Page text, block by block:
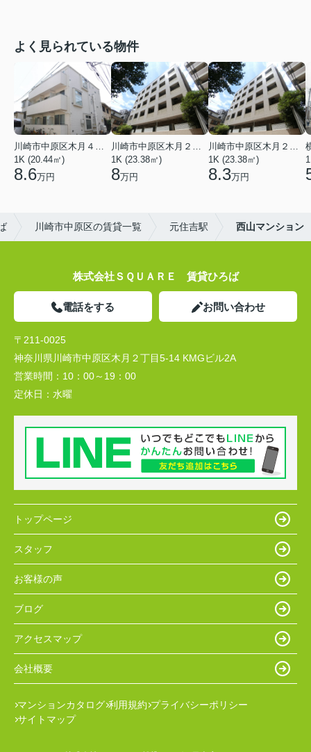
よく見られている物件
川崎市中原区木月４丁目
1K (20.44㎡)
8.6万円
川崎市中原区木月２丁目
1K (23.38㎡)
8万円
川崎市中原区木月２丁目
1K (23.38㎡)
8.3万円
川崎市中原区の賃貸一覧 元住吉駅 西山マンション
株式会社ＳＱＵＡＲＥ 賃貸ひろば
電話をする お問い合わせ
〒211-0025
神奈川県川崎市中原区木月２丁目5-14 KMGビル2A
営業時間： 10：00～19：00
定休日： 水曜
トップページ
スタッフ
お客様の声
ブログ
アクセスマップ
会社概要
マンションカタログ 利用規約 プライバシーポリシー
サイトマップ